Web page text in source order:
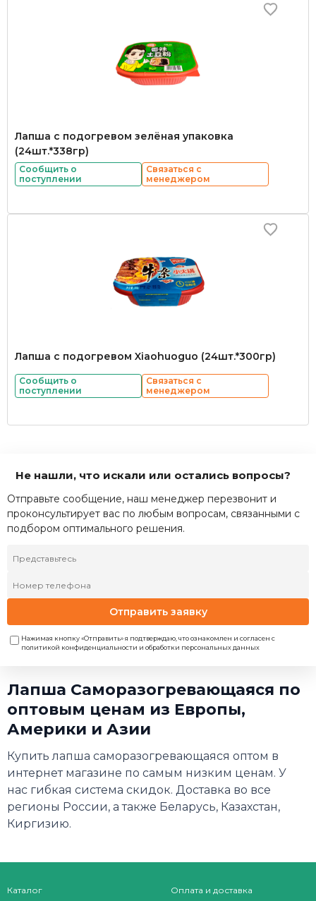
Лапша с подогревом зелёная упаковка
(24шт.*338гр)
Сообщить о
поступлении
Связаться с
менеджером
Лапша с подогревом Xiaohuoguo (24шт.*300гр)
Сообщить о
поступлении
Связаться с
менеджером
Не нашли, что искали или остались вопросы?
Отправьте сообщение, наш менеджер перезвонит и
проконсультирует вас по любым вопросам, связанными с
подбором оптимального решения.
Отправить заявку
Нажимая кнопку «Отправить» я подтверждаю, что ознакомлен и согласен с
политикой конфиденциальности и обработки персональных данных
Лапша Саморазогревающаяся по
оптовым ценам из Европы,
Америки и Азии
Купить лапша саморазогревающаяся оптом в
интернет магазине по самым низким ценам. У
нас гибкая система скидок. Доставка во все
регионы России, а также Беларусь, Казахстан,
Киргизию.
Каталог Оплата и доставка